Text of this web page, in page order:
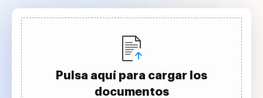
Pulsa aquí para cargar los
documentos